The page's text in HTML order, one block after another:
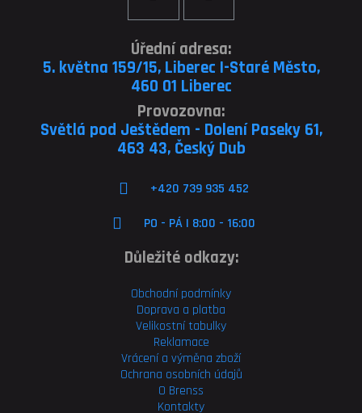
Úřední adresa:
5. května 159/15, Liberec I-Staré Město,
460 01 Liberec
Provozovna:
Světlá pod Ještědem - Dolení Paseky 61,
463 43, Český Dub
+420 739 935 452
PO - PÁ | 8:00 - 16:00
Důležité odkazy:
Obchodní podmínky
Doprava a platba
Velikostní tabulky
Reklamace
Vrácení a výměna zboží
Ochrana osobních údajů
O Brenss
Kontakty